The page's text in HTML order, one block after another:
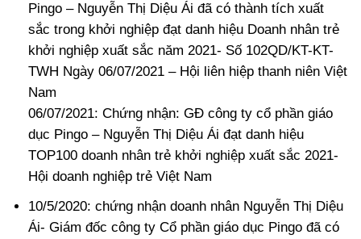
Pingo – Nguyễn Thị Diệu Ái đã có thành tích xuất
sắc trong khởi nghiệp đạt danh hiệu Doanh nhân trẻ
khởi nghiệp xuất sắc năm 2021- Số 102QD/KT-KT-
TWH Ngày 06/07/2021 – Hội liên hiệp thanh niên Việt
Nam
06/07/2021: Chứng nhận: GĐ công ty cổ phần giáo
dục Pingo – Nguyễn Thị Diệu Ái đạt danh hiệu
TOP100 doanh nhân trẻ khởi nghiệp xuất sắc 2021-
Hội doanh nghiệp trẻ Việt Nam
10/5/2020: chứng nhận doanh nhân Nguyễn Thị Diệu
Ái- Giám đốc công ty Cổ phần giáo dục Pingo đã có